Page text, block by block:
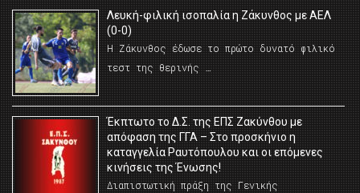
Λευκή-φιλική ισοπαλία η Ζάκυνθος με ΑΕΛ
(0-0)
Η Ζάκυνθος έδωσε το πρώτο δυνατό φιλικό
τεστ της θερινής …
Έκπτωτο το Δ.Σ. της ΕΠΣ Ζακύνθου με
απόφαση της ΓΓΑ – Στο προσκήνιο η
καταγγελία Ραυτόπουλου και οι επόμενες
κινήσεις της Ένωσης!
Διαπιστωτική πράξη της Γενικής